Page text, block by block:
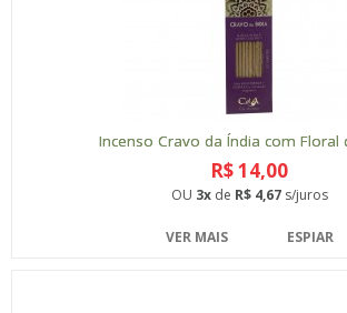
Incenso Cravo da Índia com Floral
R$ 14,00
OU 3xde R$ 4,67s/juros
VER MAIS ESPIAR